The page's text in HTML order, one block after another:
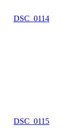
DSC_0114
DSC_0115